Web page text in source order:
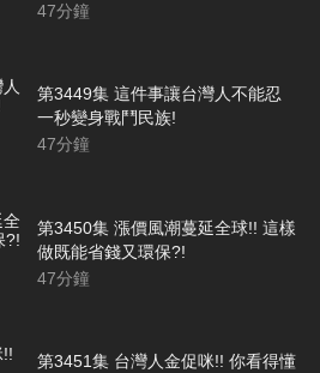
47分鐘
第3449集 這件事讓台灣人不能忍
一秒變身戰鬥民族!
47分鐘
第3450集 漲價風潮蔓延全球!! 這樣
做既能省錢又環保?!
47分鐘
第3451集 台灣人金促咪!! 你看得懂